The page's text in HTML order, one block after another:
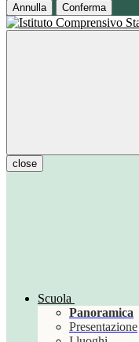
Annulla Conferma
close
Scuola
Panoramica
Presentazione